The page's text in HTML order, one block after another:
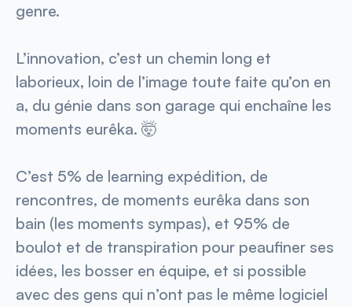
genre.
L’innovation, c’est un chemin long et
laborieux, loin de l’image toute faite qu’on en
a, du génie dans son garage qui enchaîne les
moments eurêka. 🤯
C’est 5% de learning expédition, de
rencontres, de moments eurêka dans son
bain (les moments sympas), et 95% de
boulot et de transpiration pour peaufiner ses
idées, les bosser en équipe, et si possible
avec des gens qui n’ont pas le même logiciel